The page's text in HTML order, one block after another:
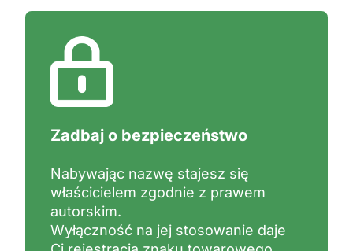
Co daje zastrzeżenie nazwy?
Zastrzeżenie znaku towarowego
daje Ci prawną wyłączność na jego
używanie.
Wyłączność obejmuje określone
branże tzw. klasy oraz terytorium np.